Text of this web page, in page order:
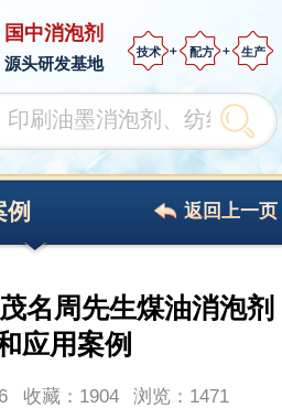
国中消泡剂
源头研发基地
技术 配方 生产
返回上一页
名周先生煤油消泡剂
应用案例
收藏：1904 浏览： 1471